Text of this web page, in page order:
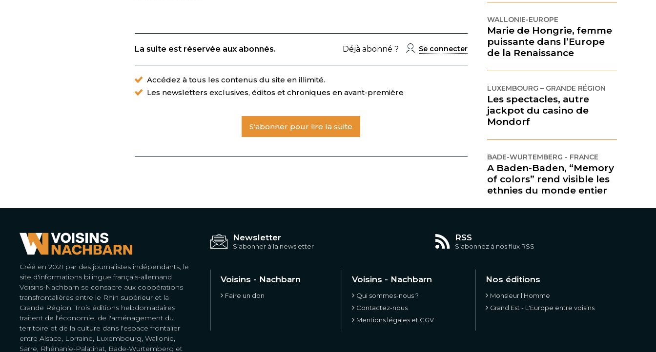
La suite est réservée aux abonnés. Déjà abonné ? Se connecter
Accédez à tous les contenus du site en illimité.
Les newsletters exclusives, éditos et chroniques en avant-première
S'abonner pour lire la suite
WALLONIE-EUROPE
Marie de Hongrie, femme
puissante dans l’Europe
de la Renaissance
LUXEMBOURG – GRANDE RÉGION
Les spectacles, autre
jackpot du casino de
Mondorf
BADE-WURTEMBERG - FRANCE
A Baden-Baden, “Memory
of colors” rend visible les
ethnies du monde entier
Créé en 2021 par des journalistes indépendants, le
site d'informations bilingue français-allemand
Voisins-Nachbarn se consacre aux coopérations
transfrontalières entre le Rhin supérieur et la
Grande Région. Trois éditions hebdomadaires
traitent de l'économie, de l'aménagement du
territoire et de la culture dans l'espace frontalier
entre Alsace, Lorraine, Luxembourg, Wallonie,
Sarre, Rhénanie-Palatinat, Bade-Wurtemberg et
Newsletter
S’abonner à la newsletter
RSS
S’abonnez à nos flux RSS
Voisins - Nachbarn
Faire un don
Voisins - Nachbarn
Qui sommes-nous ?
Contactez-nous
Mentions légales et CGV
Nos éditions
Monsieur l'Homme
Grand Est - L'Europe entre voisins